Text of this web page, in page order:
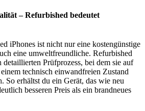
– Refurbished bedeutet
iPhones ist nicht nur eine kostengünstige
eine umweltfreundliche. Refurbished
detaillierten Prüfprozess, bei dem sie auf
technisch einwandfreien Zustand
So erhältst du ein Gerät, das wie neu
besseren Preis als ein brandneues